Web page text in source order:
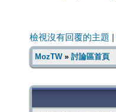
檢視沒有回覆的主題
MozTW» 討論區首頁